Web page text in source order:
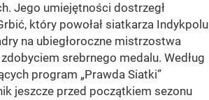
Jego umiejętności dostrzegł
który powołał siatkarza Indykpolu
na ubiegłoroczne mistrzostwa
srebrnego medalu. Według
program „Prawda Siatki”
jeszcze przed początkiem sezonu